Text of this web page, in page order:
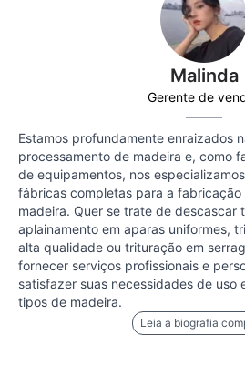
Malinda
Gerente de
Estamos profundamente enraizados
processamento de madeira e, como
de equipamentos, nos
fábricas completas para a
madeira. Quer se trate de descascar
aplainamento em aparas uniformes,
alta qualidade ou trituração em
fornecer serviços profissionais e
satisfazer suas necessidades de uso
tipos de madeira.
Leia a biografia